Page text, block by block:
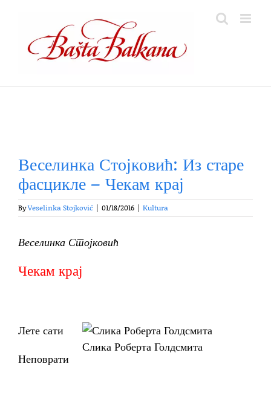
content
Веселинка Стојковић: Из старе
фасцикле – Чекам крај
ByVeselinka Stojković 01/18/2016 Kultura
Веселинка Стојковић
Чекам крај
Слика Роберта Голдсмита
Лете сати
Неповрати